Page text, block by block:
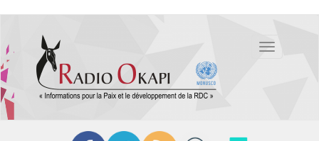
contenu
principal
Toggle